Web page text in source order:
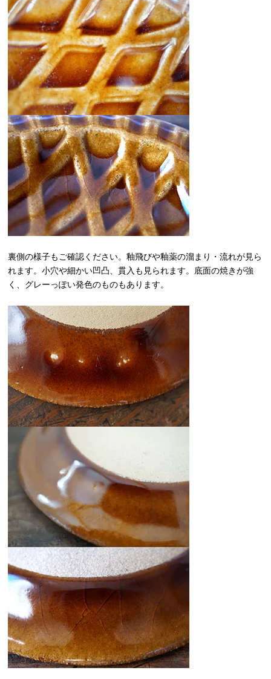
裏側の様子もご確認ください。釉飛びや釉薬の溜まり・流れが見ら
れます。小穴や細かい凹凸、貫入も見られます。底面の焼きが強
く、グレーっぽい発色のものもあります。